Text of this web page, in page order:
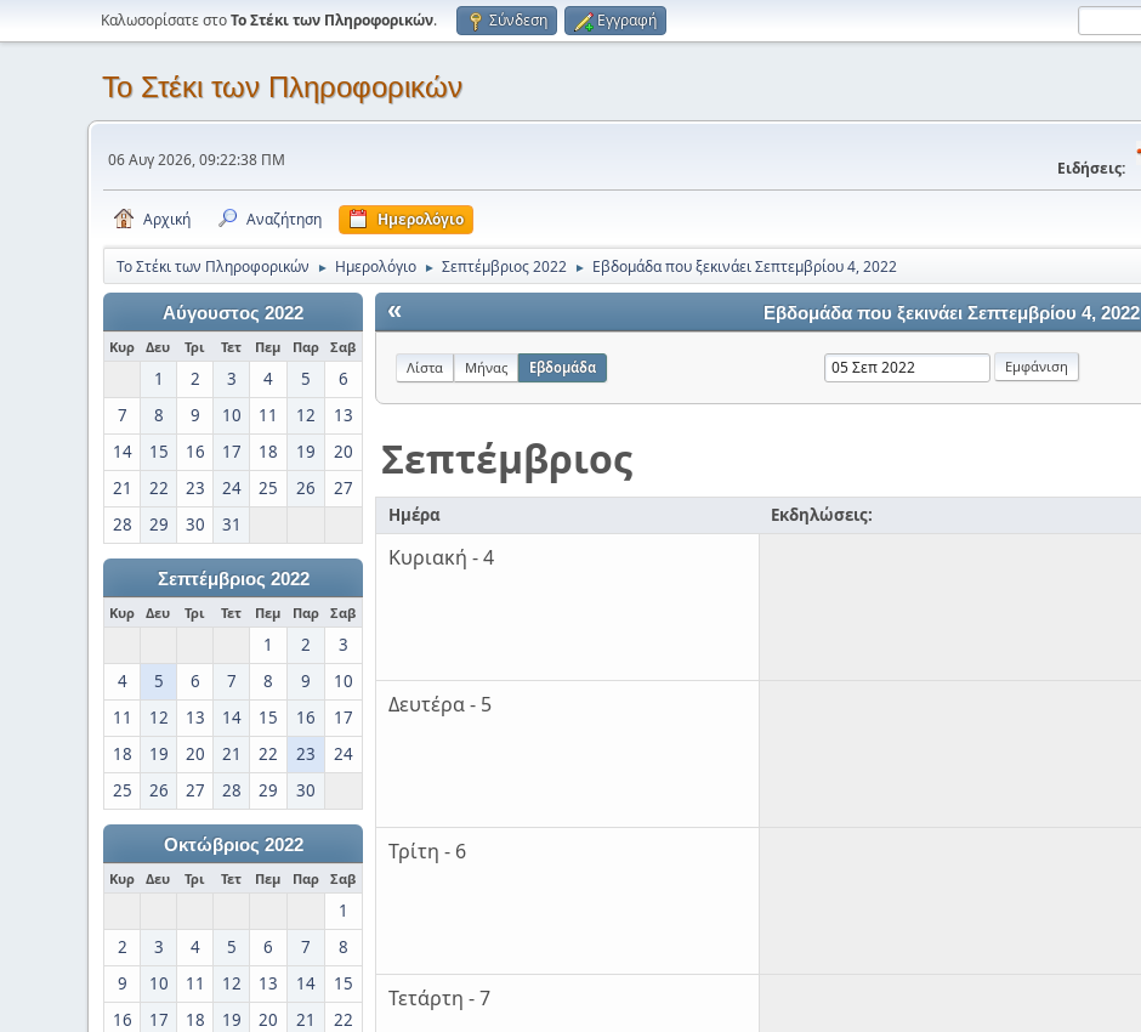
Καλωσορίσατε στοΤο Στέκι των Πληροφορικών. Σύνδεση Εγγραφή
Το Στέκι των Πληροφορικών
06 Αυγ 2026, 09:22:38 ΠΜ Ειδήσεις:
Αρχική Αναζήτηση Ημερολόγιο
Το Στέκι των Πληροφορικών ► Ημερολόγιο ► Σεπτέμβριος 2022 ► Εβδομάδα που ξεκινάει Σεπτεμβρίου 4, 2022
Αύγουστος 2022
Κυρ Δευ Τρι Τετ Πεμ Παρ Σαβ
1 2 3 4 5
6
7
8 9 10 11 12
13
14
15 16 17 18 19
20
21
22 23 24 25 26
27
28
29 30 31
Σεπτέμβριος 2022
Κυρ Δευ Τρι Τετ Πεμ Παρ Σαβ
1 2
3
4
5 6 7 8 9
10
11
12 13 14 15 16
17
18
19 20 21 22 23
24
25
26 27 28 29 30
Οκτώβριος 2022
Κυρ Δευ Τρι Τετ Πεμ Παρ Σαβ
1
2
3 4 5 6 7
8
9
10 11 12 13 14
15
16
17 18 19 20 21
22
« Εβδομάδα που ξεκινάει Σεπτεμβρίου 4, 2022
Λίστα Μήνας Εβδομάδα
Σεπτέμβριος
Ημέρα Εκδηλώσεις:
Κυριακή - 4
Δευτέρα - 5
Τρίτη - 6
Τετάρτη - 7